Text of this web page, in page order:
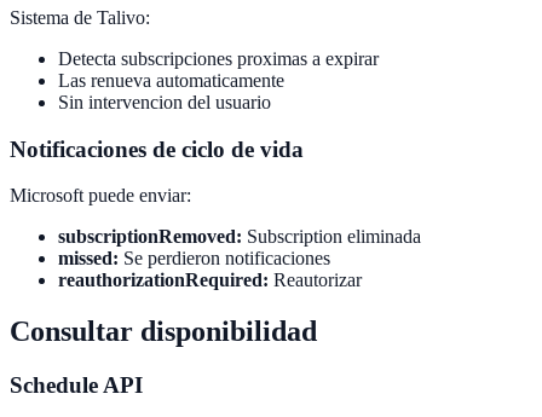
Sistema de Talivo:
Detecta subscripciones proximas a expirar
Las renueva automaticamente
Sin intervencion del usuario
Notificaciones de ciclo de vida
Microsoft puede enviar:
subscriptionRemoved: Subscription eliminada
missed: Se perdieron notificaciones
reauthorizationRequired: Reautorizar
Consultar disponibilidad
Schedule API